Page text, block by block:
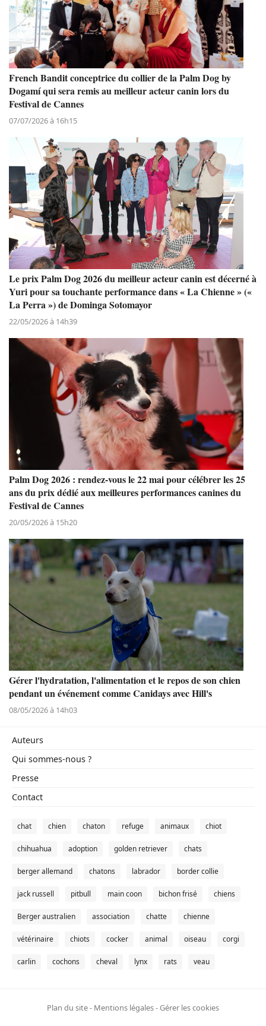
French Bandit conceptrice du collier de la Palm Dog by
Dogamí qui sera remis au meilleur acteur canin lors du
Festival de Cannes
07/07/2026 à 16h15
Le prix Palm Dog 2026 du meilleur acteur canin est décerné à
Yuri pour sa touchante performance dans « La Chienne » («
La Perra ») de Dominga Sotomayor
22/05/2026 à 14h39
Palm Dog 2026 : rendez-vous le 22 mai pour célébrer les 25
ans du prix dédié aux meilleures performances canines du
Festival de Cannes
20/05/2026 à 15h20
Gérer l'hydratation, l'alimentation et le repos de son chien
pendant un événement comme Canidays avec Hill's
08/05/2026 à 14h03
Auteurs
Qui sommes-nous ?
Presse
Contact
chat chien chaton refuge animaux chiot
chihuahua adoption golden retriever chats
berger allemand chatons labrador border collie
jack russell pitbull main coon bichon frisé chiens
Berger australien association chatte chienne
vétérinaire chiots cocker animal oiseau corgi
carlin cochons cheval lynx rats veau
Plan du site- Mentions légales-Gérer les cookies